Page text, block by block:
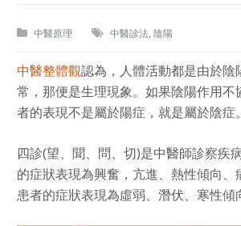
中醫原理 中醫診法, 陰陽
中醫整體觀認為，人體活動都是由於
常，那便是生理現象。如果陰陽作用
者的表現不是屬於陽症，就是屬於陰症
四診(望、聞、問、切)是中醫師診察疾
的症狀表現為興奮，亢進、熱性傾向
患者的症狀表現為虛弱、潛伏、寒性傾